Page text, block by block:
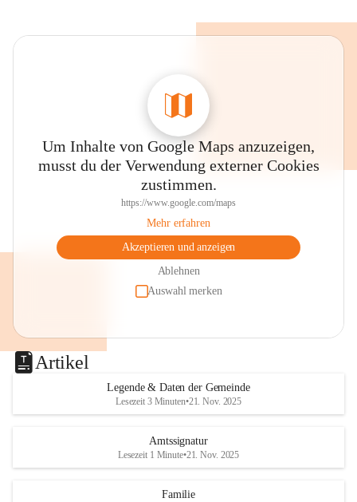
Um Inhalte von Google Maps anzuzeigen,
musst du der Verwendung externer Cookies
zustimmen.
https://www.google.com/maps
Mehr erfahren
Akzeptieren und anzeigen
Ablehnen
Auswahl merken
Artikel
Legende & Daten der Gemeinde
Lesezeit 3 Minuten•21. Nov. 2025
Amtssignatur
Lesezeit 1 Minute•21. Nov. 2025
Familie